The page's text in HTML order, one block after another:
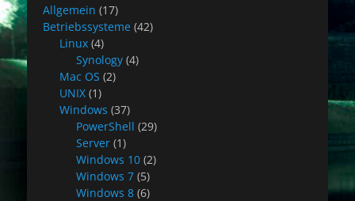
Allgemein (17)
Betriebssysteme (42)
Linux (4)
Synology (4)
Mac OS (2)
UNIX (1)
Windows (37)
PowerShell (29)
Server (1)
Windows 10 (2)
Windows 7 (5)
Windows 8 (6)